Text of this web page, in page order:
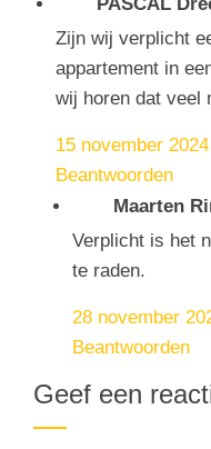
Zijn wij verplicht
appartement in
wij horen dat veel
15 november
Beantwoorden
Maarten
Verplicht is het
te raden.
28 november
Beantwoorden
Geef een